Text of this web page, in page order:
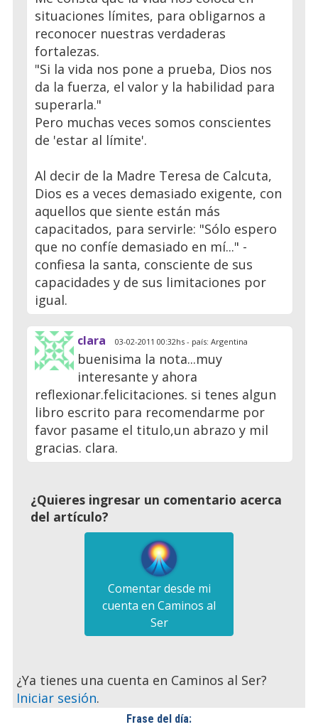
situaciones límites, para obligarnos a
reconocer nuestras verdaderas
fortalezas.
"Si la vida nos pone a prueba, Dios nos
da la fuerza, el valor y la habilidad para
superarla."
Pero muchas veces somos conscientes
de 'estar al límite'.
Al decir de la Madre Teresa de Calcuta,
Dios es a veces demasiado exigente, con
aquellos que siente están más
capacitados, para servirle: "Sólo espero
que no confíe demasiado en mí..." -
confiesa la santa, consciente de sus
capacidades y de sus limitaciones por
igual.
clara 03-02-2011 00:32hs - país: Argentina
buenisima la nota...muy
interesante y ahora
reflexionar.felicitaciones. si tenes algun
libro escrito para recomendarme por
favor pasame el titulo,un abrazo y mil
gracias. clara.
¿Quieres ingresar un comentario acerca
del artículo?
Comentar desde mi
cuenta en Caminos al
Ser
¿Ya tienes una cuenta en Caminos al Ser?
Iniciar sesión.
Frase del día: